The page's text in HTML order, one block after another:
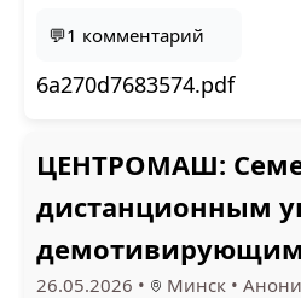
💬1 комментарий
6a270d7683574.pdf
ЦЕНТРОМАШ:
дистанционным
26.05.2026 • Минск •